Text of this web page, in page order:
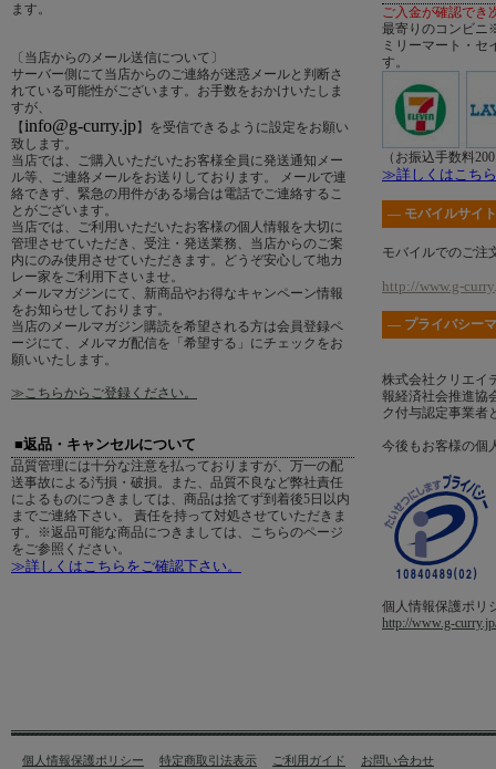
ます。
〔当店からのメール送信について〕
サーバー側にて当店からのご連絡が迷惑メールと判断さ
れている可能性がございます。お手数をおかけいたしま
すが、
【 info@g-curry.jp】を受信できるように設定をお願い
致します。
当店では、ご購入いただいたお客様全員に発送通知メー
ル等、ご連絡メールをお送りしております。 メールで連
絡できず、緊急の用件がある場合は電話でご連絡するこ
とがございます。
当店では、ご利用いただいたお客様の個人情報を大切に
管理させていただき、受注・発送業務、当店からのご案
内にのみ使用させていただきます。どうぞ安心して地カ
レー家をご利用下さいませ。
メールマガジンにて、新商品やお得なキャンペーン情報
をお知らせしております。
当店のメールマガジン購読を希望される方は会員登録ペ
ージにて、メルマガ配信を「希望する」にチェックをお
願いいたします。
≫こちらからご登録ください。
■返品・キャンセルについて
品質管理には十分な注意を払っておりますが、万一の配
送事故による汚損・破損。また、品質不良など弊社責任
によるものにつきましては、商品は捨てず到着後5日以内
までご連絡下さい。 責任を持って対処させていただきま
す。※返品可能な商品につきましては、こちらのページ
をご参照ください。
≫詳しくはこちらをご確認下さい。
ご入金が確認でき
最寄りのコンビニ
ミリーマート・セ
す。
（お振込手数料
≫詳しくはこち
― モバイルサイ
モバイルでのご注
http://www.g-
― プライバシー
株式会社クリエイ
報経済社会推進協
ク付与認定事業者
今後もお客様の個
個人情報保護ポリ
http://www.g-
個人情報保護ポリシー 特定商取引法表示 ご利用ガイド お問い合わせ